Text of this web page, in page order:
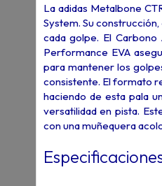
La adidas Metalbone
System. Su
cada golpe. El
Performance EVA
para mantener los
consistente. El formato
haciendo de esta pala
versatilidad en pista.
con una muñequera